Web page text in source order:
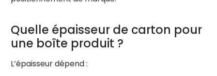
Quelle épaisseur de carton pour
une boîte produit ?
L’épaisseur dépend :